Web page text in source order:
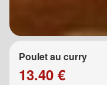
Poulet au curry
13.40 €